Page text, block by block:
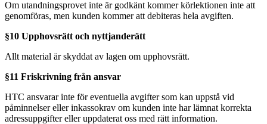
Om utandningsprovet inte är godkänt kommer körlektionen inte att
genomföras, men kunden kommer att debiteras hela avgiften.
§10 Upphovsrätt och nyttjanderätt
Allt material är skyddat av lagen om upphovsrätt.
§11 Friskrivning från ansvar
HTC ansvarar inte för eventuella avgifter som kan uppstå vid
påminnelser eller inkassokrav om kunden inte har lämnat korrekta
adressuppgifter eller uppdaterat oss med rätt information.